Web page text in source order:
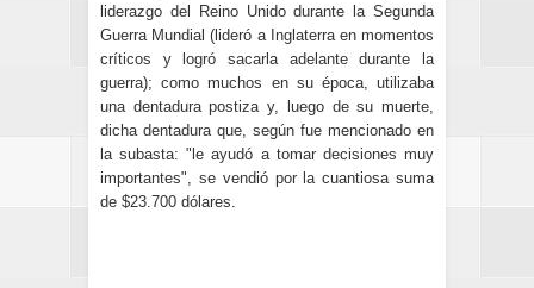
liderazgo del Reino Unido durante la Segunda
Guerra Mundial (lideró a Inglaterra en momentos
críticos y logró sacarla adelante durante la
guerra); como muchos en su época, utilizaba
una dentadura postiza y, luego de su muerte,
dicha dentadura que, según fue mencionado en
la subasta: "le ayudó a tomar decisiones muy
importantes", se vendió por la cuantiosa suma
de $23.700 dólares.